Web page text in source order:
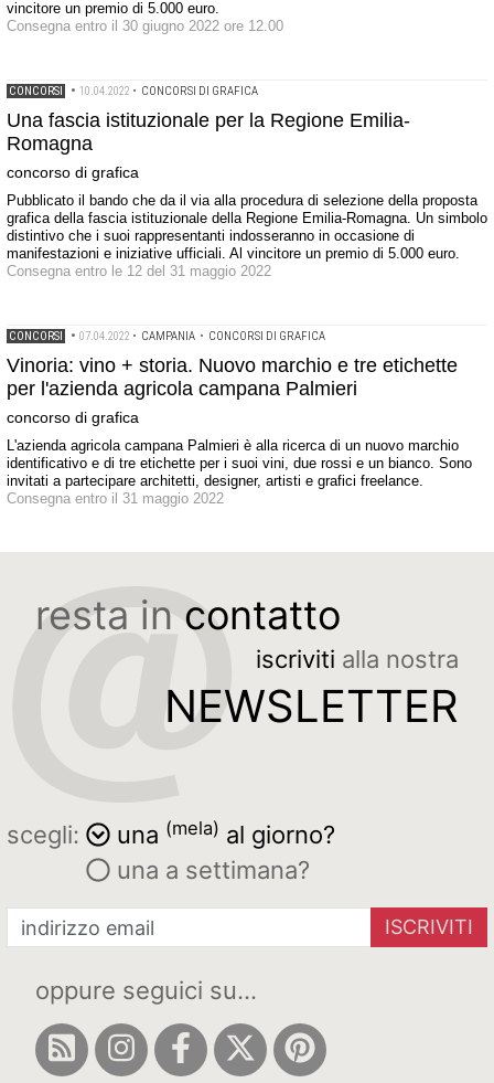
vincitore un premio di 5.000 euro.
Consegna entro il 30 giugno 2022 ore 12.00
CONCORSI • 10.04.2022 • CONCORSI DI GRAFICA
Una fascia istituzionale per la Regione Emilia-
Romagna
concorso di grafica
Pubblicato il bando che da il via alla procedura di selezione della proposta
grafica della fascia istituzionale della Regione Emilia-Romagna. Un simbolo
distintivo che i suoi rappresentanti indosseranno in occasione di
manifestazioni e iniziative ufficiali. Al vincitore un premio di 5.000 euro.
Consegna entro le 12 del 31 maggio 2022
CONCORSI • 07.04.2022 • CAMPANIA • CONCORSI DI GRAFICA
Vinoria: vino + storia. Nuovo marchio e tre etichette
per l'azienda agricola campana Palmieri
concorso di grafica
L'azienda agricola campana Palmieri è alla ricerca di un nuovo marchio
identificativo e di tre etichette per i suoi vini, due rossi e un bianco. Sono
invitati a partecipare architetti, designer, artisti e grafici freelance.
Consegna entro il 31 maggio 2022
resta in contatto
iscriviti alla nostra
NEWSLETTER
scegli: una (mela) al giorno?
una a settimana?
ISCRIVITI
oppure seguici su...